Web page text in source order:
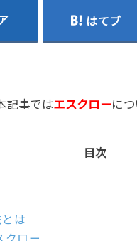
はてブ
記事ではエスクローに
目次
は